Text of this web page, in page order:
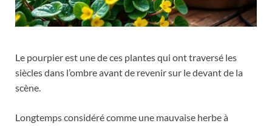
Le pourpier est une de ces plantes qui ont traversé les
siècles dans l’ombre avant de revenir sur le devant de la
scène.
Longtemps considéré comme une mauvaise herbe à